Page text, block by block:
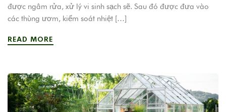
được ngâm rửa, xử lý vi sinh sạch sẽ. Sau đó được đưa vào
các thùng ươm, kiểm soát nhiệt […]
READ MORE